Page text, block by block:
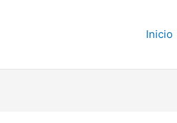
Inicio